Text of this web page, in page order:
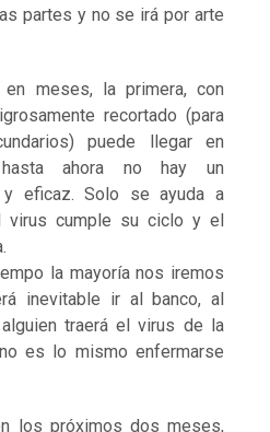
partes y no se irá por arte
meses, la primera, con
recortado (para
puede llegar en
ahora no hay un
y eficaz. Solo se ayuda a
virus cumple su ciclo y el
la mayoría nos iremos
inevitable ir al banco, al
traerá el virus de la
es lo mismo enfermarse
los próximos dos meses,